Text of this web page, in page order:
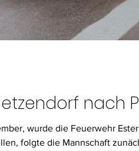
nach
wurde die Feuerwehr
folgte die Mannschaft